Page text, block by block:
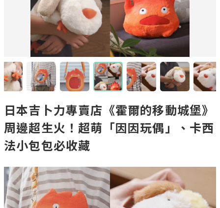
日本吉卜力專賣店《霍爾的移動城堡》
周邊超生火！超萌「因因玩偶」、卡西
法小包包必收藏